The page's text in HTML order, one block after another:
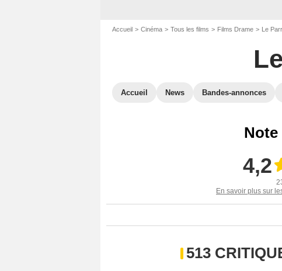
Accueil Cinéma Tous les films Films Drame Le
Accueil News Bandes-annonces
Note
4,2
En savoir plus sur
513